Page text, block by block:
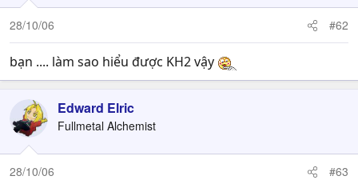
28/10/06 #62
bạn .... làm sao hiểu được KH2 vậy
Edward Elric
Fullmetal Alchemist
28/10/06 #63